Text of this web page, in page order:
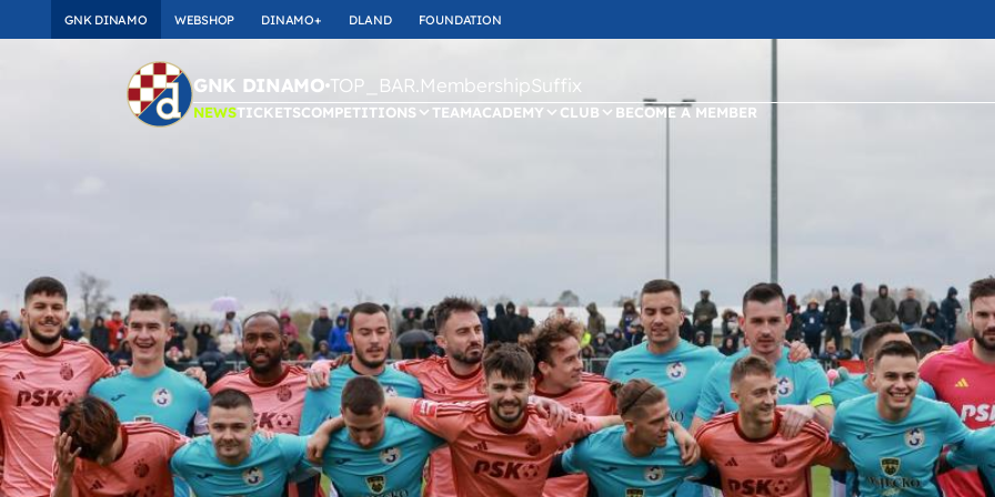
GNK DINAMO WEBSHOP DINAMO+ DLAND FOUNDATION
GNK DINAMO TOP_BAR.MembershipSuffix
NEWSTICKETSCOMPETITIONS TEAMACADEMY CLUB BECOME A MEMBER